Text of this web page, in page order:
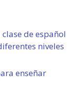
de español
niveles
enseñar